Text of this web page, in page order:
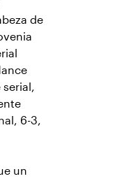
de
serial,
6-3,
un